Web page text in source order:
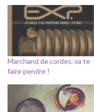
Marchand de cordes, va te
faire pendre !